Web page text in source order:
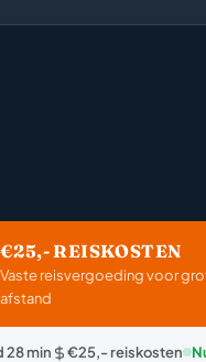
€25,- REISKOSTEN
Vaste reisvergoeding voor
afstand
28 min €25,- reiskosten